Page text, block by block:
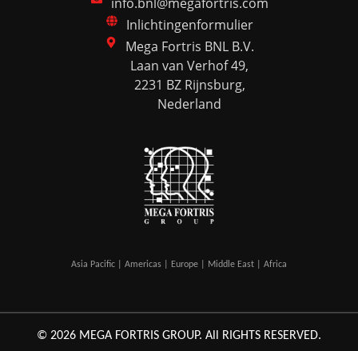
Inlichtingenformulier
Mega Fortris BNL B.V.
Laan van Verhof 49,
2231 BZ Rijnsburg,
Nederland
Asia Pacific | Americas | Europe | Middle East | Africa
© 2026 MEGA FORTRIS GROUP. All RIGHTS RESERVED.